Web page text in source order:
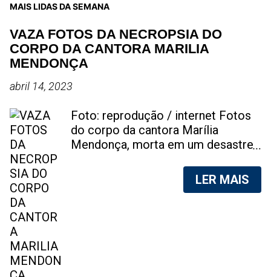
MAIS LIDAS DA SEMANA
VAZA FOTOS DA NECROPSIA DO
CORPO DA CANTORA MARILIA
MENDONÇA
abril 14, 2023
Foto: reprodução / internet Fotos
do corpo da cantora Marília
Mendonça, morta em um desastre
foram vazadas na internet. A
divulgação de fotos do corpo de
LER MAIS